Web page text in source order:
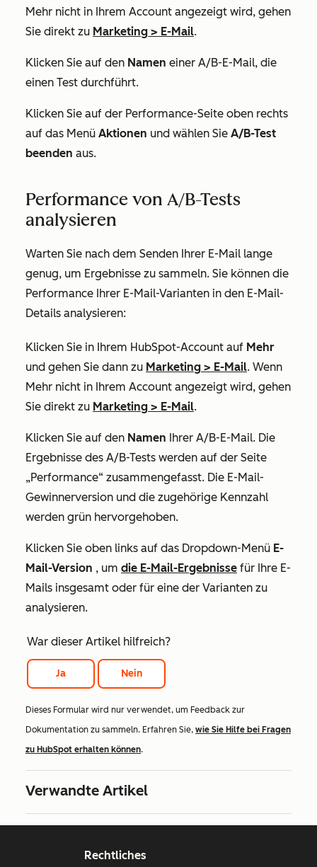
Mehr nicht in Ihrem Account angezeigt wird, gehen
Sie direkt zu Marketing > E-Mail.
Klicken Sie auf den Namen einer A/B-E-Mail, die
einen Test durchführt.
Klicken Sie auf der Performance-Seite oben rechts
auf das Menü Aktionen und wählen Sie A/B-Test
beenden aus.
Performance von A/B-Tests
analysieren
Warten Sie nach dem Senden Ihrer E-Mail lange
genug, um Ergebnisse zu sammeln. Sie können die
Performance Ihrer E-Mail-Varianten in den E-Mail-
Details analysieren:
Klicken Sie in Ihrem HubSpot-Account auf Mehr
und gehen Sie dann zu Marketing > E-Mail. Wenn
Mehr nicht in Ihrem Account angezeigt wird, gehen
Sie direkt zu Marketing > E-Mail.
Klicken Sie auf den Namen Ihrer A/B-E-Mail. Die
Ergebnisse des A/B-Tests werden auf der Seite
„Performance“ zusammengefasst. Die E-Mail-
Gewinnerversion und die zugehörige Kennzahl
werden grün hervorgehoben.
Klicken Sie oben links auf das Dropdown-Menü E-
Mail-Version , um die E-Mail-Ergebnisse für Ihre E-
Mails insgesamt oder für eine der Varianten zu
analysieren.
War dieser Artikel hilfreich?
Ja Nein
Dieses Formular wird nur verwendet, um Feedback zur
Dokumentation zu sammeln. Erfahren Sie, wie Sie Hilfe bei Fragen
zu HubSpot erhalten können.
Verwandte Artikel
Rechtliches